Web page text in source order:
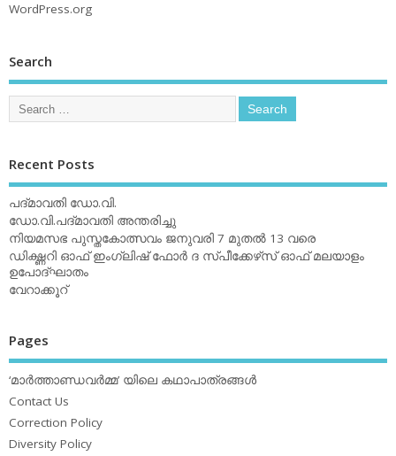
WordPress.org
Search
Recent Posts
പദ്മാവതി ഡോ.വി.
ഡോ.വി.പദ്മാവതി അന്തരിച്ചു
നിയമസഭ പുസ്തകോത്സവം ജനുവരി 7 മുതല്‍ 13 വരെ
ഡിക്ഷ്ണറി ഓഫ് ഇംഗ്ലിഷ് ഫോര്‍ ദ സ്പീക്കേഴ്‌സ് ഓഫ് മലയാളം
ഉപോദ്ഘാതം
വേറാക്കൂറ്
Pages
‘മാര്‍ത്താണ്ഡവര്‍മ്മ’ യിലെ കഥാപാത്രങ്ങള്‍
Contact Us
Correction Policy
Diversity Policy